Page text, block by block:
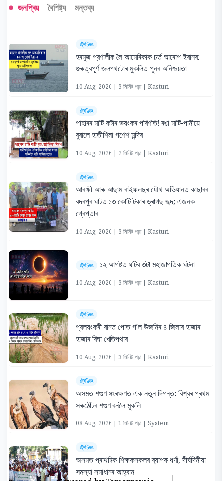
জনপ্ৰিয় বৈশিষ্ট্য মন্তব্য
ট্ৰেণ্ডিং
হৰমুজ প্রণালীক লৈ আমেৰিকাক চৰ্ত আৰোপ ইৰানৰ;
গুৰুত্বপূৰ্ণ জলপথটোৰ মুকলিত পুনৰ অনিশ্চয়তা
10 Aug, 2026 | 3 মিনিট পঢ়া | Kasturi
ট্ৰেণ্ডিং
পাহাৰৰ মাটি কটাৰ ভয়ংকৰ পৰিণতি! ৰঙা মাটি-পানীয়ে
বুৰালে হাতীশিলা গণেশ মন্দিৰ
10 Aug, 2026 | 2 মিনিট পঢ়া | Kasturi
ট্ৰেণ্ডিং
আৰক্ষী আৰু আছাম ৰাইফলছৰ যৌথ অভিযানত কাছাৰৰ
বদৰপুৰ ঘাটত ১৩ কোটি টকাৰ ড্ৰাগছ জব্দ; এজনক
গ্ৰেপ্তাৰ
10 Aug, 2026 | 3 মিনিট পঢ়া | Kasturi
ট্ৰেণ্ডিং ১২ আগষ্টত ঘটিব ৩টা মহাজাগতিক ঘটনা
10 Aug, 2026 | 3 মিনিট পঢ়া | Kasturi
ট্ৰেণ্ডিং
প্রলয়ংকৰী বানত পোত গ’ল উজনিৰ ৪ জিলাৰ হাজাৰ
হাজাৰ বিঘা খেতিপথাৰ
10 Aug, 2026 | 3 মিনিট পঢ়া | Kasturi
ট্ৰেণ্ডিং
অসমত শগুণ সংৰক্ষণত এক নতুন দিগন্ত: বিশ্বৰ প্ৰথম
সৰুঠোঁটৰ শগুণ বনলৈ মুকলি
08 Aug, 2026 | 1 মিনিট পঢ়া | System
ট্ৰেণ্ডিং
অসমত প্ৰাথমিক শিক্ষকসকলৰ ব্যাপক ধৰ্ণা, দীৰ্ঘদিনীয়া
সমস্যা সমাধানৰ আহ্বান